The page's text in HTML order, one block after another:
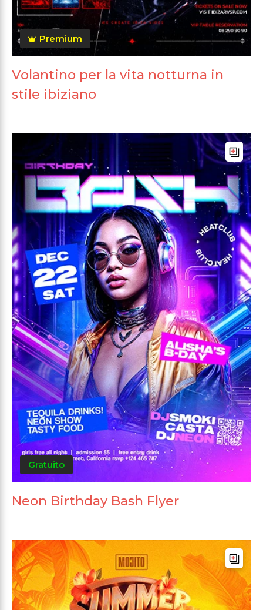
Premium
Volantino per la vita notturna in
stile ibiziano
Gratuito
Neon Birthday Bash Flyer